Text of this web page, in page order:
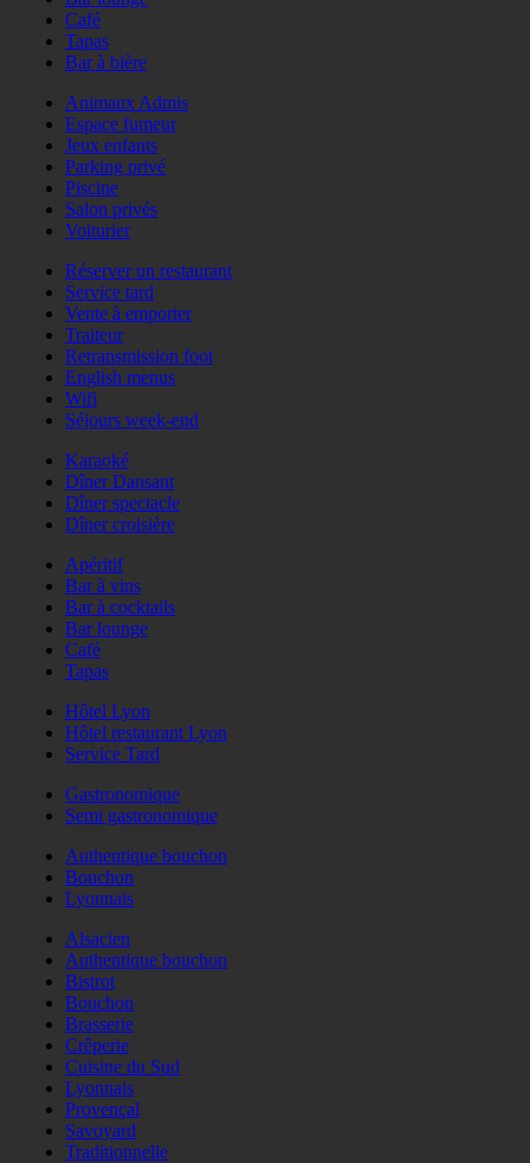
Café
Tapas
Bar à bière
Animaux Admis
Espace fumeur
Jeux enfants
Parking privé
Piscine
Salon privés
Voiturier
Réserver un restaurant
Service tard
Vente à emporter
Traiteur
Retransmission foot
English menus
Wifi
Séjours week-end
Karaoké
Dîner Dansant
Dîner spectacle
Dîner croisière
Apéritif
Bar à vins
Bar à cocktails
Bar lounge
Café
Tapas
Hôtel Lyon
Hôtel restaurant Lyon
Service Tard
Gastronomique
Semi gastronomique
Authentique bouchon
Bouchon
Lyonnais
Alsacien
Authentique bouchon
Bistrot
Bouchon
Brasserie
Crêperie
Cuisine du Sud
Lyonnais
Provençal
Savoyard
Traditionnelle